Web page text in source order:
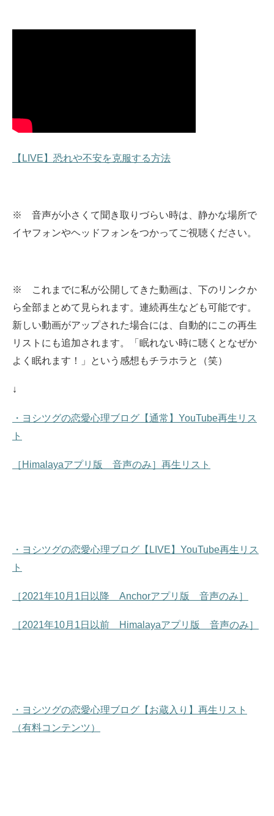
【LIVE】恐れや不安を克服する方法
※ 音声が小さくて聞き取りづらい時は、静かな場所で
イヤフォンやヘッドフォンをつかってご視聴ください。
※ これまでに私が公開してきた動画は、下のリンクか
ら全部まとめて見られます。 連続再生なども可能です。
新しい動画がアップされた場合には、自動的にこの再生
リストにも追加されます。
「眠れない時に聴くとなぜか
よく眠れます！」という感想もチラホラと（笑）
↓
・ヨシツグの恋愛心理ブログ【通常】YouTube再生リス
ト
［Himalayaアプリ版 音声のみ］再生リスト
・ヨシツグの恋愛心理ブログ【LIVE】YouTube再生リス
ト
［2021年10月1日以降 Anchorアプリ版 音声のみ］
［2021年10月1日以前 Himalayaアプリ版 音声のみ］
・ヨシツグの恋愛心理ブログ【お蔵入り】再生リスト
（有料コンテンツ）